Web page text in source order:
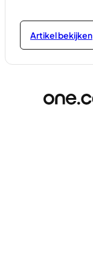
Artikel bekijken